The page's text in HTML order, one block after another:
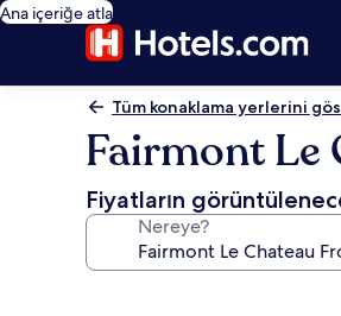
Ana içeriğe atla
Tüm konaklama yerlerini
Fairmont Le
Fiyatların
Nereye?